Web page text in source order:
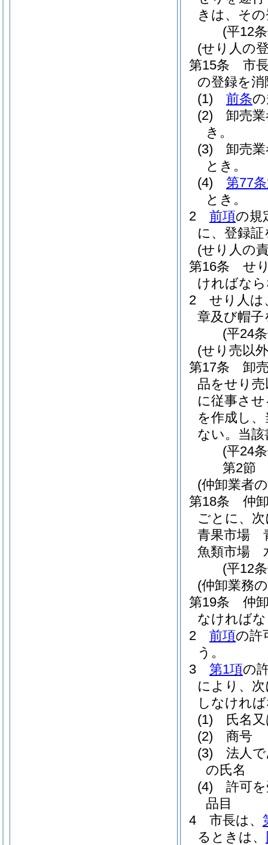
きは、そ
(平12
(せり人の
第15条
市
の登録を
(1)
前条
(2)
卸売
き。
(3)
卸売
とき。
(4)
第77
とき。
2
前項の規
に、登録
(せり人の
第16条
せ
ければな
2
せり人は
章及び帽
(平24
(せり売以
第17条
卸
品をせり
に従事さ
を作成し
ない。 当
(平24
第2節
(仲卸業者
第18条
仲
ごとに、
青果市場
魚類市場
(平12
(仲卸業務
第19条
仲
なければ
2
前項の許
う。
3
第1項の
により、
しなけれ
(1)
氏名
(2)
商号
(3)
法人
の氏名
(4)
許可
品目
4
市長は、
るときは、